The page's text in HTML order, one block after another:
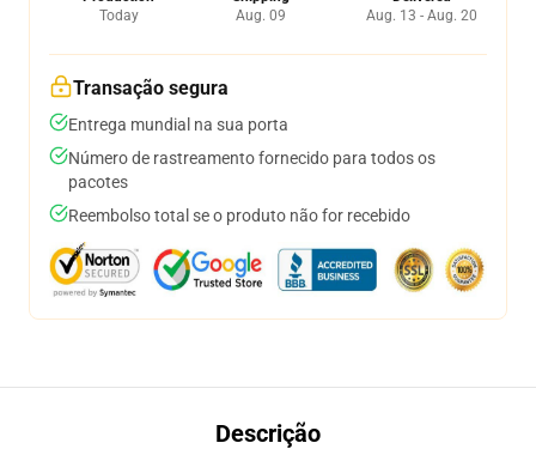
Today
Aug. 09
Aug. 13 - Aug. 20
Transação segura
Entrega mundial na sua porta
Número de rastreamento fornecido para todos os
pacotes
Reembolso total se o produto não for recebido
Descrição